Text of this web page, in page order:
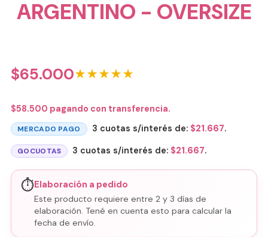
ARGENTINO - OVERSIZE
$65.000★★★★★
$58.500 pagando con transferencia.
MERCADO PAGO 3 cuotas s/interés de: $21.667.
GOCUOTAS 3 cuotas s/interés de: $21.667.
⏱️Elaboración a pedido
Este producto requiere entre 2 y 3 días de
elaboración. Tené en cuenta esto para calcular la
fecha de envío.